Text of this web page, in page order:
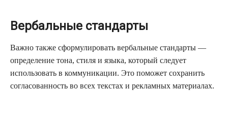
Вербальные стандарты
Важно также сформулировать вербальные стандарты —
определение тона, стиля и языка, который следует
использовать в коммуникации. Это поможет сохранить
согласованность во всех текстах и рекламных материалах.